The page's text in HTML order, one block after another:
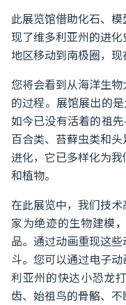
此展览馆借助化石、
现了维多利亚州的进
地区移动到南极圈，现
您将会看到从海洋生
的过程。展馆展出的
如今已没有活着的祖
百合类、苔藓虫类和
进化，它已多样化为
和植物。
在此展览中，我们技
家为绝迹的生物建模
品。通过动画重现这
斗。您可以通过电子
利亚州的快达小恐龙
齿、始祖鸟的骨骼、不